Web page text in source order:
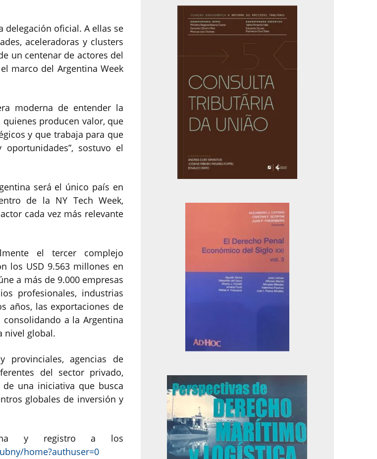
delegación oficial. A ellas se
aceleradoras y clusters
un centenar de actores del
marco del Argentina Week
moderna de entender la
producen valor, que
y que trabaja para que
sostuvo el
será el único país en
de la NY Tech Week,
cada vez más relevante
el tercer complejo
los USD 9.563 millones en
a más de 9.000 empresas
profesionales, industrias
años, las exportaciones de
a la Argentina
nivel global.
provinciales, agencias de
del sector privado,
una iniciativa que busca
globales de inversión y
y registro a los
home?authuser=0